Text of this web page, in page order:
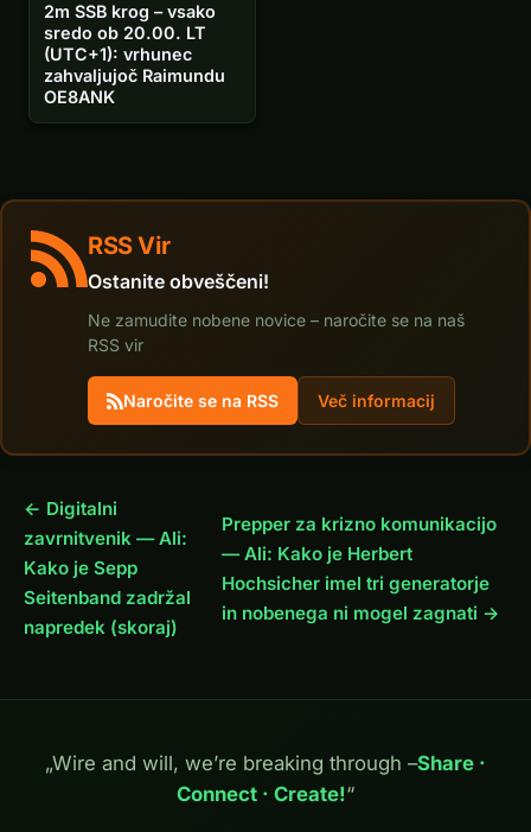
2m SSB krog – vsako
sredo ob 20.00. LT
(UTC+1): vrhunec
zahvaljujoč Raimundu
OE8ANK
RSS Vir
Ostanite obveščeni!
Ne zamudite nobene novice – naročite se na naš
RSS vir
Naročite se na RSS Več informacij
← Digitalni
zavrnitvenik — Ali:
Kako je Sepp
Seitenband zadržal
napredek (skoraj)
Prepper za krizno komunikacijo
— Ali: Kako je Herbert
Hochsicher imel tri generatorje
in nobenega ni mogel zagnati →
„Wire and will, we’re breaking through –Share ·
Connect · Create!“